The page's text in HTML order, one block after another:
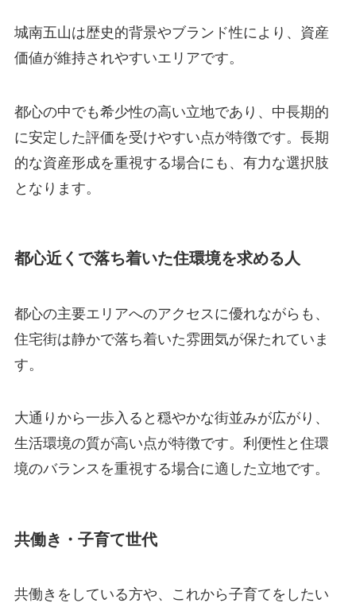
城南五山は歴史的背景やブランド性により、資産
価値が維持されやすいエリアです。
都心の中でも希少性の高い立地であり、中長期的
に安定した評価を受けやすい点が特徴です。長期
的な資産形成を重視する場合にも、有力な選択肢
となります。
都心近くで落ち着いた住環境を求める人
都心の主要エリアへのアクセスに優れながらも、
住宅街は静かで落ち着いた雰囲気が保たれていま
す。
大通りから一歩入ると穏やかな街並みが広がり、
生活環境の質が高い点が特徴です。利便性と住環
境のバランスを重視する場合に適した立地です。
共働き・子育て世代
共働きをしている方や、これから子育てをしたい